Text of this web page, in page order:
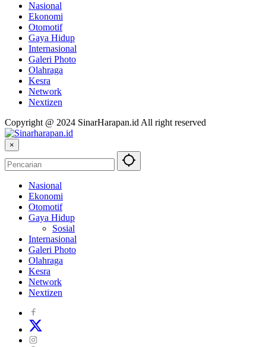
Nasional
Ekonomi
Otomotif
Gaya Hidup
Internasional
Galeri Photo
Olahraga
Kesra
Network
Nextizen
Copyright @ 2024 SinarHarapan.id All right reserved
×
Nasional
Ekonomi
Otomotif
Gaya Hidup
Sosial
Internasional
Galeri Photo
Olahraga
Kesra
Network
Nextizen